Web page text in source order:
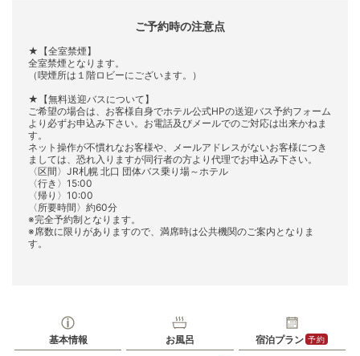
ご予約時の注意点
★【全室禁煙】
全室禁煙となります。
（喫煙所は１階ロビーにございます。）
★【無料送迎バスについて】
ご希望の場合は、お客様自身でホテル公式HPの送迎バス予約フォーム
より必ずお申込み下さい。お電話及びメールでのご対応は出来かねま
す。
ネット操作が不慣れなお客様や、メールアドレスがないお客様につき
ましては、恐れ入りますが同行者の方より代理でお申込み下さい。
〈区間〉JR札幌 北口 団体バス乗り場～ホテル
〈行き〉15:00
〈帰り〉10:00
〈所要時間〉約60分
※完全予約制となります。
※席数に限りがありますので、満席時は公共機関のご案内となりま
す。
基本情報 お風呂 宿泊プラン 予約